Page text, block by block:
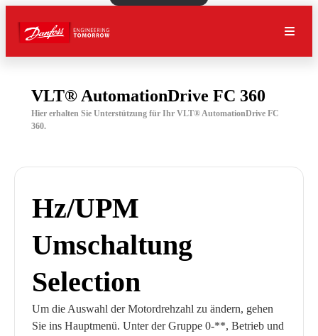
VLT® AutomationDrive FC 360
Hier erhalten Sie Unterstützung für Ihr VLT® AutomationDrive FC
360.
Hz/UPM
Umschaltung
Selection
Um die Auswahl der Motordrehzahl zu ändern, gehen
Sie ins Hauptmenü. Unter der Gruppe 0-**, Betrieb und